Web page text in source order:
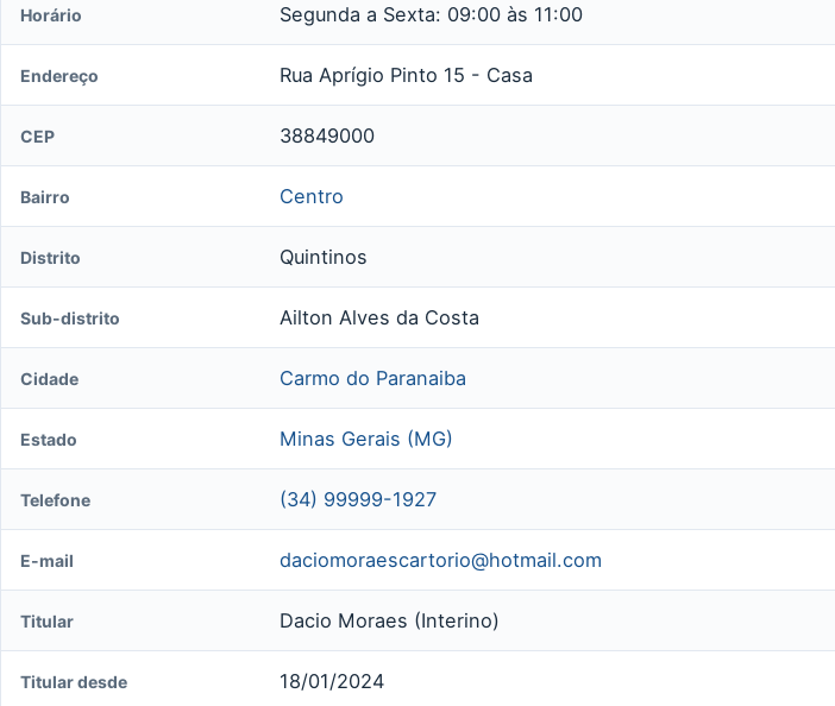
Horário Segunda a Sexta: 09:00 às 11:00
Endereço Rua Aprígio Pinto 15 - Casa
CEP 38849000
Bairro Centro
Distrito Quintinos
Sub-distrito Ailton Alves da Costa
Cidade Carmo do Paranaiba
Estado Minas Gerais (MG)
Telefone (34) 99999-1927
E-mail daciomoraescartorio@hotmail.com
Titular Dacio Moraes (Interino)
Titular desde 18/01/2024